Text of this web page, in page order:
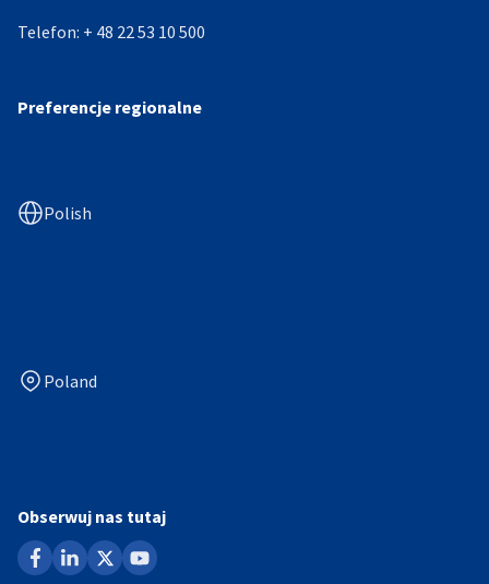
Telefon: + 48 22 53 10 500
Preferencje regionalne
Polish
Poland
Obserwuj nas tutaj
facebook
linkedin
x youtube